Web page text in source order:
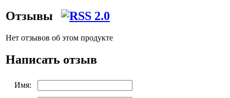
Отзывы
Нет отзывов об этом продукте
Написать отзыв
Имя: